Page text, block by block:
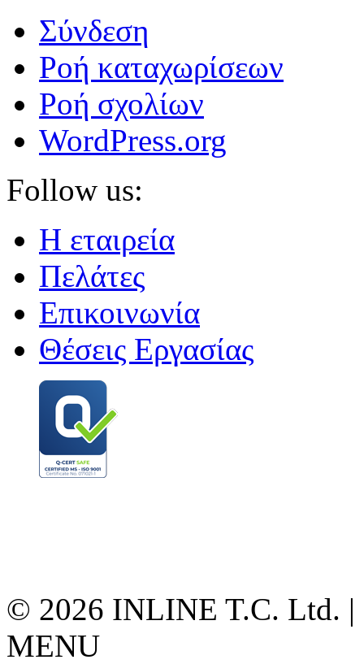
Σύνδεση
Ροή καταχωρίσεων
Ροή σχολίων
WordPress.org
Follow us:
Η εταιρεία
Πελάτες
Επικοινωνία
Θέσεις Εργασίας
© 2026 INLINE T.C. Ltd. |
MENU